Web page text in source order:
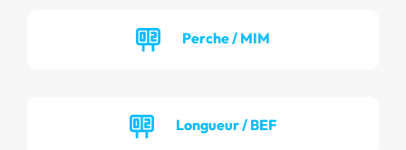
Perche / MIM
Longueur / BEF